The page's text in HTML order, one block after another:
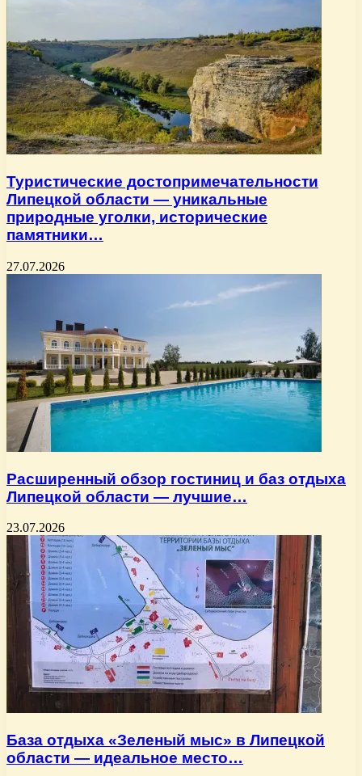
Туристические достопримечательности
Липецкой области — уникальные
природные уголки, исторические
памятники…
27.07.2026
Расширенный обзор гостиниц и баз отдыха
Липецкой области — лучшие…
23.07.2026
База отдыха «Зеленый мыс» в Липецкой
области — идеальное место…